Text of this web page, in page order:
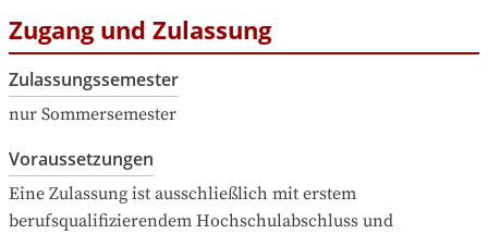
Zugang und Zulassung
Zulassungssemester
nur Sommersemester
Voraussetzungen
Eine Zulassung ist ausschließlich mit erstem
berufsqualifizierendem Hochschulabschluss und